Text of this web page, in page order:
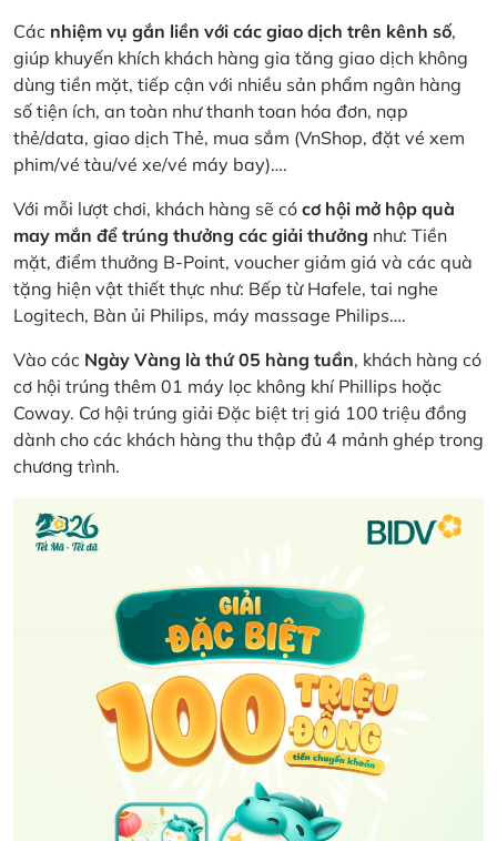
Các nhiệm vụ gắn liền với các giao dịch trên kênh số,
giúp khuyến khích khách hàng gia tăng giao dịch không
dùng tiền mặt, tiếp cận với nhiều sản phẩm ngân hàng
số tiện ích, an toàn như thanh toan hóa đơn, nạp
thẻ/data, giao dịch Thẻ, mua sắm (VnShop, đặt vé xem
phim/vé tàu/vé xe/vé máy bay)….
Với mỗi lượt chơi, khách hàng sẽ có cơ hội mở hộp quà
may mắn để trúng thưởng các giải thưởng như: Tiền
mặt, điểm thưởng B-Point, voucher giảm giá và các quà
tặng hiện vật thiết thực như: Bếp từ Hafele, tai nghe
Logitech, Bàn ủi Philips, máy massage Philips….
Vào các Ngày Vàng là thứ 05 hàng tuần, khách hàng có
cơ hội trúng thêm 01 máy lọc không khí Phillips hoặc
Coway. Cơ hội trúng giải Đặc biệt trị giá 100 triệu đồng
dành cho các khách hàng thu thập đủ 4 mảnh ghép trong
chương trình.